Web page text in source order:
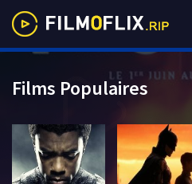
Films Populaires